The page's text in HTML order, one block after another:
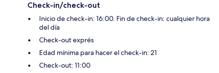
Check-in/check-out
Inicio de check-in: 16:00. Fin de check-in: cualquier hora
del día
Check-out exprés
Edad mínima para hacer el check-in: 21
Check-out: 11:00